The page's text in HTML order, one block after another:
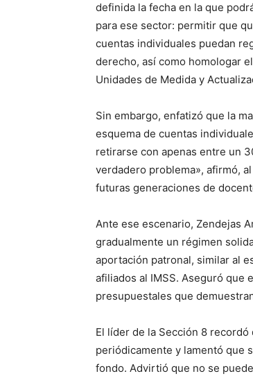
definida la fecha en la que
para ese sector: permitir que
cuentas individuales puedan
derecho, así como homologar
Unidades de Medida y
Sin embargo, enfatizó que la
esquema de cuentas
retirarse con apenas entre un
verdadero problema», afirmó,
futuras generaciones de
Ante ese escenario, Zendejas
gradualmente un régimen
aportación patronal, similar al
afiliados al IMSS. Aseguró que
presupuestales que
El líder de la Sección 8
periódicamente y lamentó que
fondo. Advirtió que no se